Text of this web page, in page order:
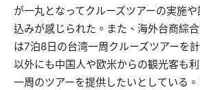
が一丸となってクルーズツアーの実施
込みが感じられた。また、海外台商綜
は7泊8日の台湾一周クルーズツアーを
以外にも中国人や欧米からの観光客も
一周のツアーを提供したいとしている